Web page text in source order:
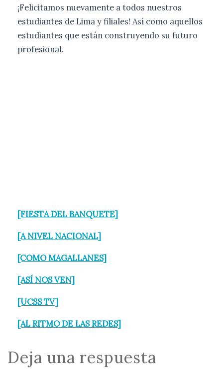
¡Felicitamos nuevamente a todos nuestros
estudiantes de Lima y filiales! Así como aquellos
estudiantes que están construyendo su futuro
profesional.
[FIESTA DEL BANQUETE]
[A NIVEL NACIONAL]
[COMO MAGALLANES]
[ASÍ NOS VEN]
[UCSS TV]
[AL RITMO DE LAS REDES]
Deja una respuesta